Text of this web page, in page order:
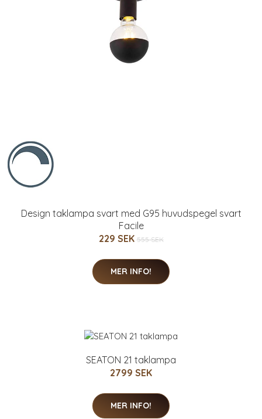
Design taklampa svart med G95 huvudspegel svart
Facile
229 SEK 555 SEK
MER INFO!
SEATON 21 taklampa
2799 SEK
MER INFO!